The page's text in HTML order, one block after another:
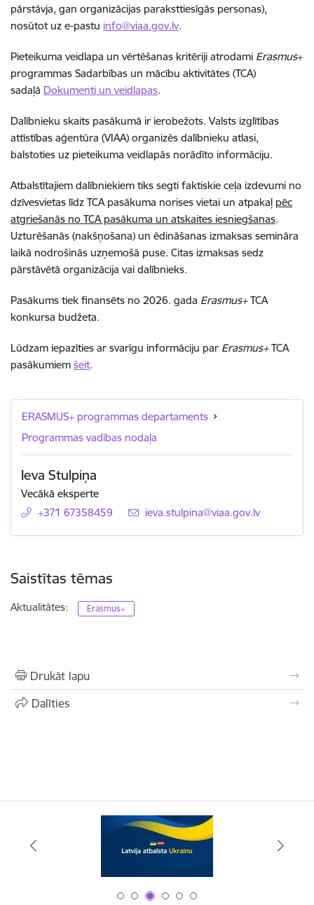
pārstāvja, gan organizācijas paraksttiesīgās personas),
nosūtot uz e-pastu info@viaa.gov.lv.
Pieteikuma veidlapa un vērtēšanas kritēriji atrodami Erasmus+
programmas Sadarbības un mācību aktivitātes (TCA)
sadaļā Dokumenti un veidlapas.
Dalībnieku skaits pasākumā ir ierobežots. Valsts izglītības
attīstības aģentūra (VIAA) organizēs dalībnieku atlasi,
balstoties uz pieteikuma veidlapās norādīto informāciju.
Atbalstītajiem dalībniekiem tiks segti faktiskie ceļa izdevumi no
dzīvesvietas līdz TCA pasākuma norises vietai un atpakaļ pēc
atgriešanās no TCA pasākuma un atskaites iesniegšanas.
Uzturēšanās (nakšņošana) un ēdināšanas izmaksas semināra
laikā nodrošinās uzņemošā puse. Citas izmaksas sedz
pārstāvētā organizācija vai dalībnieks.
Pasākums tiek finansēts no 2026. gada Erasmus+TCA
konkursa budžeta.
Lūdzam iepazīties ar svarīgu informāciju par Erasmus+TCA
pasākumiem šeit.
ERASMUS+ programmas departaments
Programmas vadības nodaļa
Ieva Stulpiņa
Vecākā eksperte
+371 67358459
E-pasts:
ieva.stulpina@viaa.gov.lv
Saistītas tēmas
Aktualitātes: Erasmus+
Drukāt lapu
Dalīties